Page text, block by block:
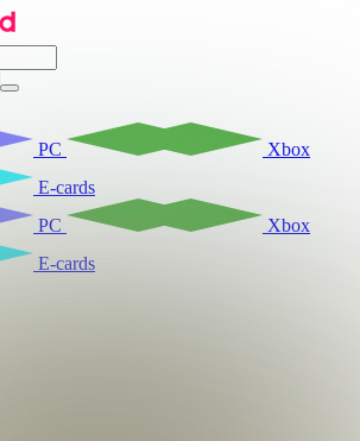
PC
Xbox
E-cards
PC
Xbox
E-cards